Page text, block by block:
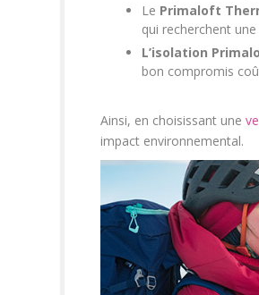
Le Primaloft
qui recherchent
L’isolation
bon compromis
Ainsi, en choisissant une
impact environnemental.